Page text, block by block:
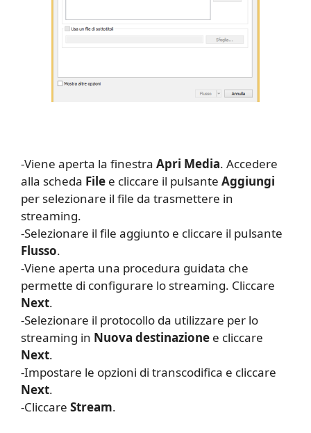
-Viene aperta la finestra Apri Media. Accedere
alla scheda File e cliccare il pulsante Aggiungi
per selezionare il file da trasmettere in
streaming.
-Selezionare il file aggiunto e cliccare il pulsante
Flusso.
-Viene aperta una procedura guidata che
permette di configurare lo streaming. Cliccare
Next.
-Selezionare il protocollo da utilizzare per lo
streaming in Nuova destinazione e cliccare
Next.
-Impostare le opzioni di transcodifica e cliccare
Next.
-Cliccare Stream.